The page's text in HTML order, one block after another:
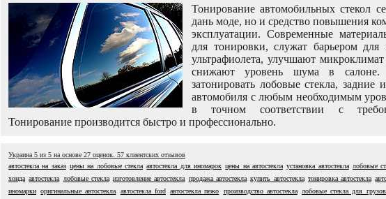
Тонирование автомобильных стекол
дань моде, но и средство повышения
эксплуатации. Современные
для тонировки, служат барьером для
ультрафиолета, улучшают
снижают уровень шума в
затонировать лобовые стекла, задние
автомобиля с любым необходимым
в точном соответствии с
Тонирование производится быстро и профессионально.
Украина 5 из 5 на основе 27 оценок. 57 клиентских отзывов
автостекла на заказ цены на лобовые стекла автостекла для иномарок цены на автостекла установка автостекла лобовые
хонда автостекла лобовые стекла изготовление автостекла продажа автостекла купить автостекла тонировка автостекла
иномарки оригинальные автостекла автостекла ford автостекла пежо производство автостекла лобовые стекла для